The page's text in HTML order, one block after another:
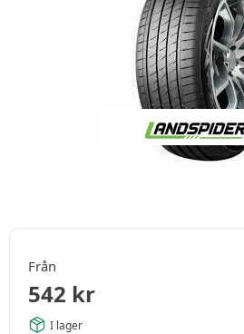
Från
542 kr
I lager